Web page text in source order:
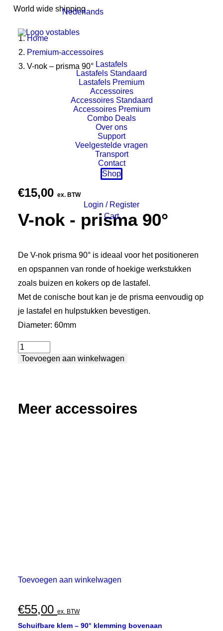
World wide shipping
Nederlands
Lastafels
Lastafels Standaard
Lastafels Premium
Accessoires
Accessoires Standaard
Accessoires Premium
Combo Deals
Over ons
Support
Veelgestelde vragen
Transport
Contact
Shop
Login / Register
Cart
Home
Premium-accessoires
V-nok – prisma 90°
€15,00 ex. BTW
V-nok - prisma 90°
De V-nok prisma 90° is ideaal voor het positioneren
en opspannen van ronde of hoekige werkstukken
zoals buizen en kokers op de lastafel.
Met de conische bout kan je de prisma eenvoudig op
je lastafel en hulpstukken bevestigen.
Diameter: 60mm
V-
nok
90°
Toevoegen aan winkelwagen
Meer accessoires
Toevoegen aan winkelwagen
€55,00 ex. BTW
Schuifbare klem – 90° klemming bovenaan